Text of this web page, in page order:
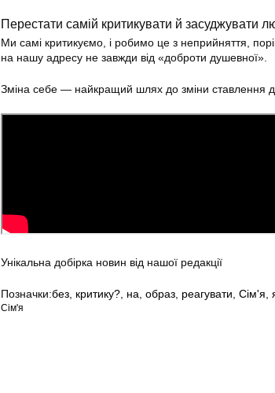
Перестати самій критикувати й засуджувати
Ми самі критикуємо, і робимо це з неприйняття,
на нашу адресу не завжди від «доброти душевної».
Зміна себе — найкращий шлях до зміни ставлення
Унікальна добірка новин від нашої редакції
Позначки:без, критику?, на, образ, реагувати, Сім'я,
Сім'я